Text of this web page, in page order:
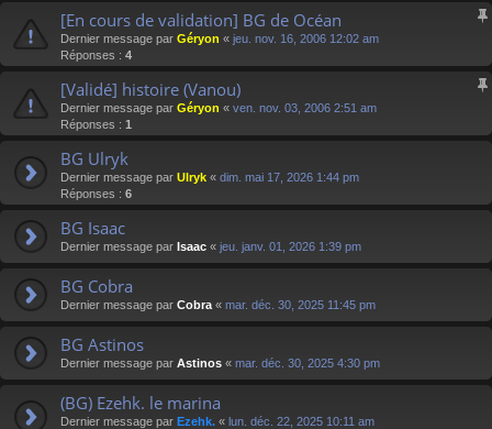
[En cours de validation] BG de Océan
Dernier message par Géryon « jeu. nov. 16, 2006 12:02 am
Réponses : 4
[Validé] histoire (Vanou)
Dernier message par Géryon « ven. nov. 03, 2006 2:51 am
Réponses : 1
BG Ulryk
Dernier message par Ulryk « dim. mai 17, 2026 1:44 pm
Réponses : 6
BG Isaac
Dernier message par Isaac « jeu. janv. 01, 2026 1:39 pm
BG Cobra
Dernier message par Cobra « mar. déc. 30, 2025 11:45 pm
BG Astinos
Dernier message par Astinos « mar. déc. 30, 2025 4:30 pm
(BG) Ezehk. le marina
Dernier message par Ezehk. « lun. déc. 22, 2025 10:11 am